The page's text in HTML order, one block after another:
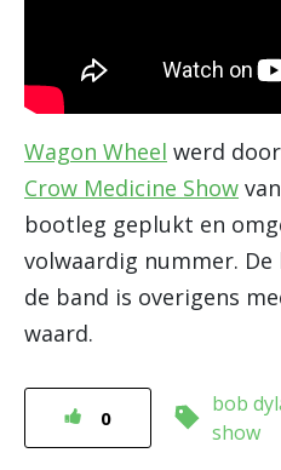
Wagon Wheel werd
Crow Medicine Show
bootleg geplukt en
volwaardig nummer.
de band is overigens
waard.
0
bob
show